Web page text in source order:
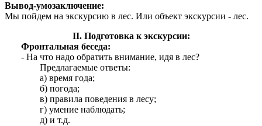
Вывод-умозаключение:
Мы пойдем на экскурсию в лес. Или объект экскурсии - лес.
II. Подготовка к экскурсии:
Фронтальная беседа:
- На что надо обратить внимание, идя в лес?
Предлагаемые ответы:
а) время года;
б) погода;
в) правила поведения в лесу;
г) умение наблюдать;
д) и т.д.